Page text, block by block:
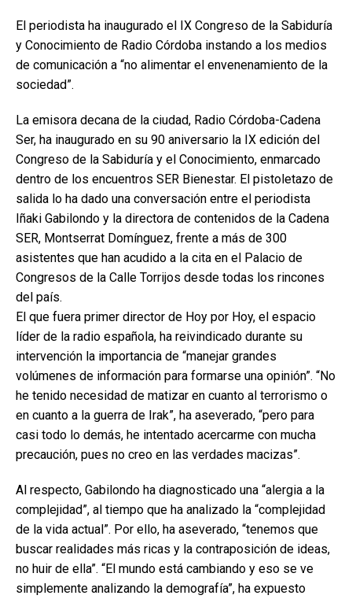
El periodista ha inaugurado el IX Congreso de la Sabiduría
y Conocimiento de Radio Córdoba instando a los medios
de comunicación a “no alimentar el envenenamiento de la
sociedad”.
La emisora decana de la ciudad, Radio Córdoba-Cadena
Ser, ha inaugurado en su 90 aniversario la IX edición del
Congreso de la Sabiduría y el Conocimiento, enmarcado
dentro de los encuentros SER Bienestar. El pistoletazo de
salida lo ha dado una conversación entre el periodista
Iñaki Gabilondo y la directora de contenidos de la Cadena
SER, Montserrat Domínguez, frente a más de 300
asistentes que han acudido a la cita en el Palacio de
Congresos de la Calle Torrijos desde todas los rincones
del país.
El que fuera primer director de Hoy por Hoy, el espacio
líder de la radio española, ha reivindicado durante su
intervención la importancia de “manejar grandes
volúmenes de información para formarse una opinión”. “No
he tenido necesidad de matizar en cuanto al terrorismo o
en cuanto a la guerra de Irak”, ha aseverado, “pero para
casi todo lo demás, he intentado acercarme con mucha
precaución, pues no creo en las verdades macizas”.
Al respecto, Gabilondo ha diagnosticado una “alergia a la
complejidad”, al tiempo que ha analizado la “complejidad
de la vida actual”. Por ello, ha aseverado, “tenemos que
buscar realidades más ricas y la contraposición de ideas,
no huir de ella”. “El mundo está cambiando y eso se ve
simplemente analizando la demografía”, ha expuesto